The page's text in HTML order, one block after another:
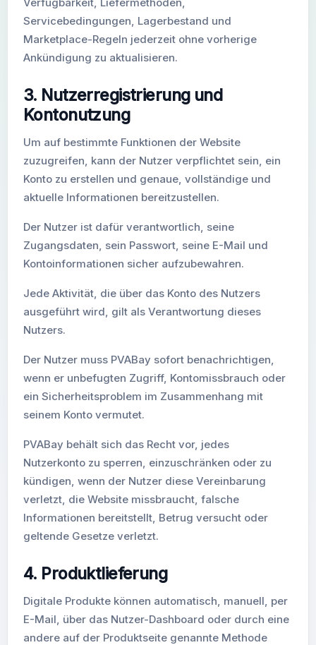
Servicebedingungen, Lagerbestand und
Marketplace-Regeln jederzeit ohne vorherige
Ankündigung zu aktualisieren.
3. Nutzerregistrierung und
Kontonutzung
Um auf bestimmte Funktionen der Website
zuzugreifen, kann der Nutzer verpflichtet sein, ein
Konto zu erstellen und genaue, vollständige und
aktuelle Informationen bereitzustellen.
Der Nutzer ist dafür verantwortlich, seine
Zugangsdaten, sein Passwort, seine E-Mail und
Kontoinformationen sicher aufzubewahren.
Jede Aktivität, die über das Konto des Nutzers
ausgeführt wird, gilt als Verantwortung dieses
Nutzers.
Der Nutzer muss PVABay sofort benachrichtigen,
wenn er unbefugten Zugriff, Kontomissbrauch oder
ein Sicherheitsproblem im Zusammenhang mit
seinem Konto vermutet.
PVABay behält sich das Recht vor, jedes
Nutzerkonto zu sperren, einzuschränken oder zu
kündigen, wenn der Nutzer diese Vereinbarung
verletzt, die Website missbraucht, falsche
Informationen bereitstellt, Betrug versucht oder
geltende Gesetze verletzt.
4. Produktlieferung
Digitale Produkte können automatisch, manuell, per
E-Mail, über das Nutzer-Dashboard oder durch eine
andere auf der Produktseite genannte Methode